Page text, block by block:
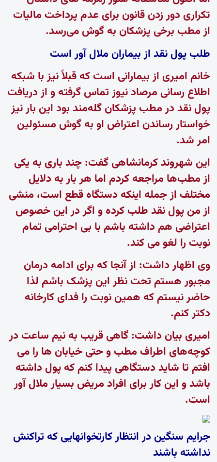
تکراری دور زدن قانون برای عدم پرداخت مالیات
از مطب برخی پزشکان به گوش می‌رسد.
طلب پول نقد از بیماران ملال آور است
خانم امیری از بیمارانی است که قبلاً نیز با شبکه
اطلاع رسانی مرصاد نیوز تماس گرفته و از دریافت
پول نقد در مطب پزشکان گله‌مند بود این بار نیز
خواستار رساندن اعتراض او به گوش مسئولین
امر شد.
این شهروند کرمانشاهی گفت: چند باری به یکی
از مطب‌ها مراجعه کردم اما هر بار به دلایل
مختلف از جمله اینکه دستگاه قطع است، منشی
از من پول نقد طلب کرده و اگر در این خصوص
اعتراضی هم داشته باشم با بی احترامی تمام
نوبت را لغو می کند.
وی اظهار داشت: از آنجا که برای ادامه درمان
مجبور هستم تحت نظر این پزشک باشم لذا
حاضر نیستم که همین نوبت را فدای کارخانه
دکتر کنم.
امیری بیان داشت: گاهی قریب به نیم ساعت در
کوچه‌های اطراف مطب و حتی خیابان ها را می
افتم تا شاید دستگاهی پیدا کنم که پول داشته
باشد و این کار برای افراد مریض بسیار ملال آور
است.
جرایم سنگین در انتظار کارتخوانهایی که تراکنش
نداشته باشند